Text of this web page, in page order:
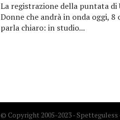
La registrazione della puntata di
Donne che andrà in onda oggi, 8
parla chiaro: in studio...
© Copyright 2005-2023 -